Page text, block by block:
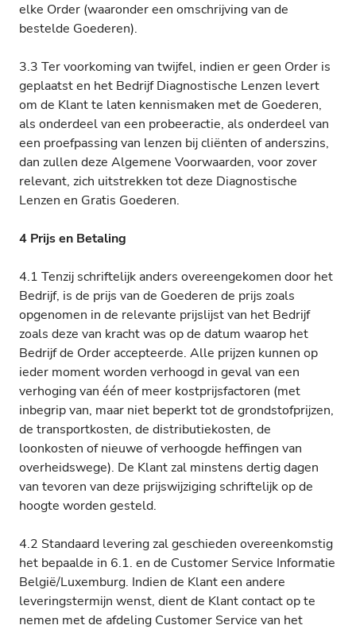
elke Order (waaronder een omschrijving van de
bestelde Goederen).
3.3 Ter voorkoming van twijfel, indien er geen Order is
geplaatst en het Bedrijf Diagnostische Lenzen levert
om de Klant te laten kennismaken met de Goederen,
als onderdeel van een probeeractie, als onderdeel van
een proefpassing van lenzen bij cliënten of anderszins,
dan zullen deze Algemene Voorwaarden, voor zover
relevant, zich uitstrekken tot deze Diagnostische
Lenzen en Gratis Goederen.
4 Prijs en Betaling
4.1 Tenzij schriftelijk anders overeengekomen door het
Bedrijf, is de prijs van de Goederen de prijs zoals
opgenomen in de relevante prijslijst van het Bedrijf
zoals deze van kracht was op de datum waarop het
Bedrijf de Order accepteerde. Alle prijzen kunnen op
ieder moment worden verhoogd in geval van een
verhoging van één of meer kostprijsfactoren (met
inbegrip van, maar niet beperkt tot de grondstofprijzen,
de transportkosten, de distributiekosten, de
loonkosten of nieuwe of verhoogde heffingen van
overheidswege). De Klant zal minstens dertig dagen
van tevoren van deze prijswijziging schriftelijk op de
hoogte worden gesteld.
4.2 Standaard levering zal geschieden overeenkomstig
het bepaalde in 6.1. en de Customer Service Informatie
België/Luxemburg. Indien de Klant een andere
leveringstermijn wenst, dient de Klant contact op te
nemen met de afdeling Customer Service van het